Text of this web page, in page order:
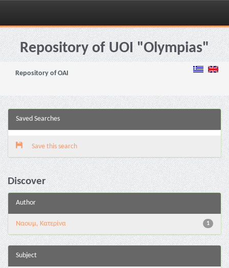
Skip
navigationRepository of UOI "Olympias"
Repository of OAI
Saved Searches
Save this search
Discover
Author
1
Ναουμ, Κατερίνα
Subject